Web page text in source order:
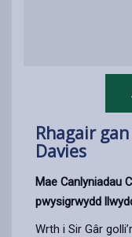
Rhagair
Davies
Mae Canlyniadau
pwysigrwydd
Wrth i Sir Gâr